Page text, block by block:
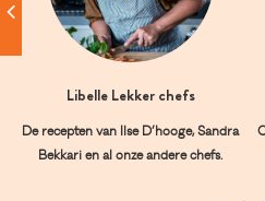
Libelle Lekker chefs
De recepten van Ilse D’hooge, Sandra
Bekkari en al onze andere chefs.